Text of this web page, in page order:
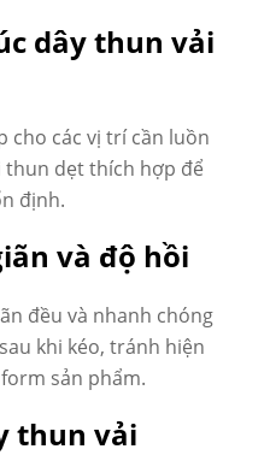
dây thun vải
cho các vị trí cần luồn
thun dẹt thích hợp để
định.
và độ hồi
đều và nhanh chóng
khi kéo, tránh hiện
sản phẩm.
thun vải